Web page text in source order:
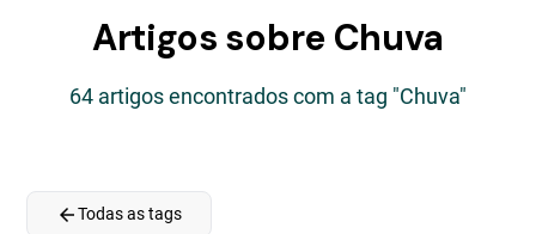
Artigos sobre Chuva
64 artigos encontrados com a tag "Chuva"
arrow_backTodas as tags